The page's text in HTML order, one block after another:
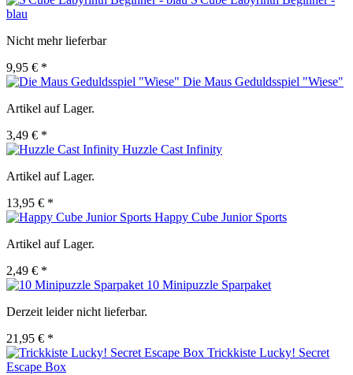
blau
Nicht mehr lieferbar
9,95 € *
Die Maus Geduldsspiel "Wiese"
Artikel auf Lager.
3,49 € *
Huzzle Cast Infinity
Artikel auf Lager.
13,95 € *
Happy Cube Junior Sports
Artikel auf Lager.
2,49 € *
10 Minipuzzle Sparpaket
Derzeit leider nicht lieferbar.
21,95 € *
Trickkiste Lucky! Secret
Escape Box